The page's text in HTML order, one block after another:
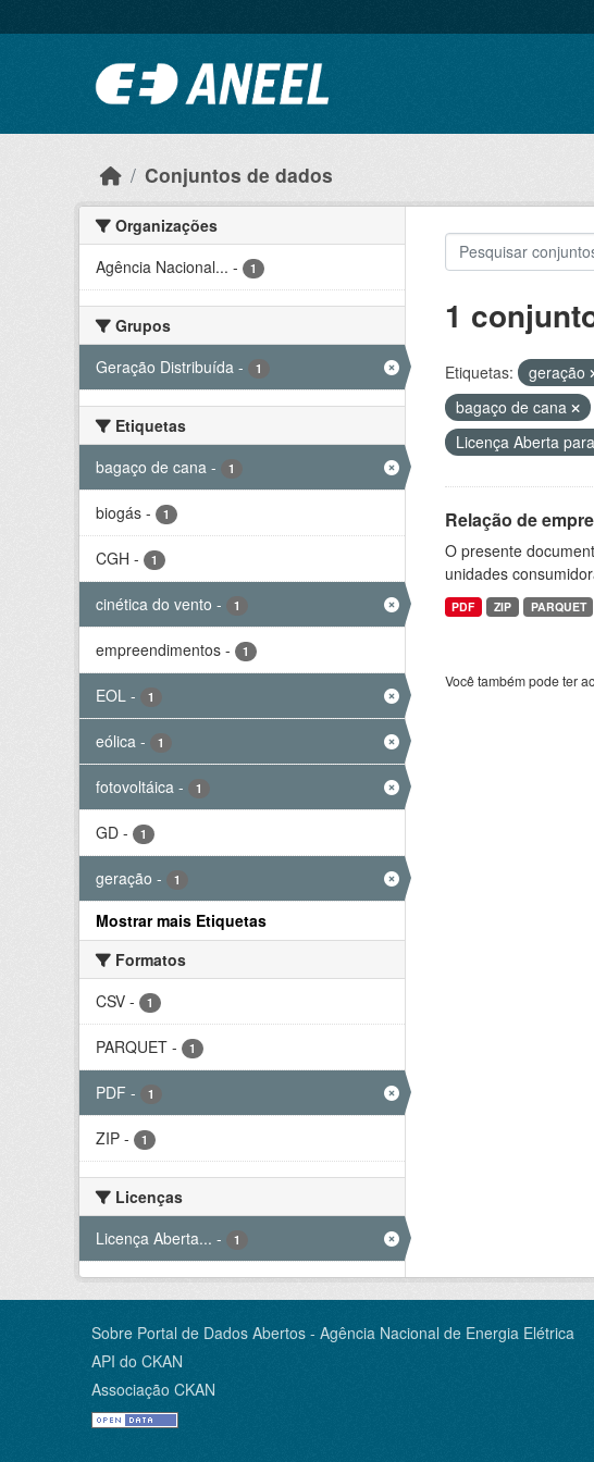
Conjuntos de dados
Organizações
Agência Nacional... - 1
Grupos
Geração Distribuída - 1
Etiquetas
bagaço de cana - 1
biogás - 1
CGH - 1
cinética do vento - 1
empreendimentos - 1
EOL - 1
eólica - 1
fotovoltáica - 1
GD - 1
geração - 1
Mostrar mais Etiquetas
Formatos
CSV - 1
PARQUET - 1
PDF - 1
ZIP - 1
Licenças
Licença Aberta... - 1
1
Etiquetas: geração
bagaço de cana
Licença Aberta
Relação de
O presente
unidades
PDF ZIP PARQUET
Você também pode ter
Sobre Portal de Dados Abertos - Agência Nacional de Energia Elétrica
API do CKAN
Associação CKAN